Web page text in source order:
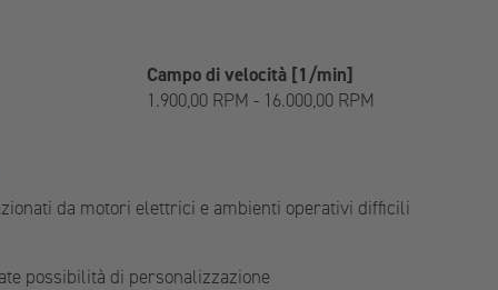
Campo di velocità [1/min]
1.900,00 RPM - 16.000,00 RPM
da motori elettrici e ambienti operativi difficili
possibilità di personalizzazione